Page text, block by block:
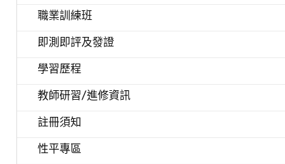
職業訓練班
即測即評及發證
學習歷程
教師研習/進修資訊
註冊須知
性平專區